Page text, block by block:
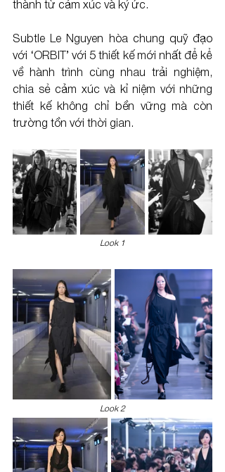
thành từ cảm xúc và ký ức.
Subtle Le Nguyen hòa chung quỹ đạo
với ‘ORBIT’ với 5 thiết kế mới nhất để kể
về hành trình cùng nhau trải nghiệm,
chia sẻ cảm xúc và kỉ niệm với những
thiết kế không chỉ bền vững mà còn
trường tồn với thời gian.
Look 1
Look 2